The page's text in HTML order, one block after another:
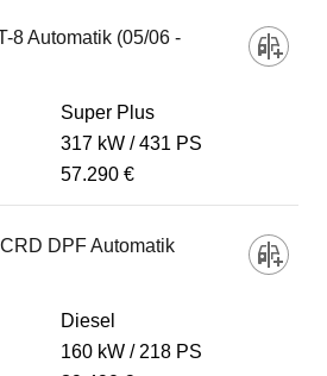
8 Automatik (05/06 -
Super Plus
317 kW
431 PS
57.290 €
DPF Automatik
Diesel
160 kW
218 PS